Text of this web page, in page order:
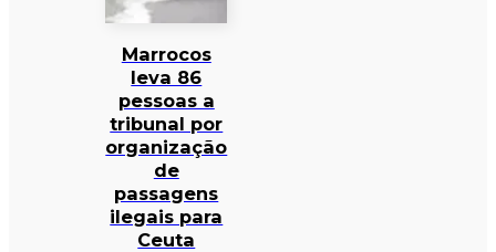
Marrocos
leva 86
pessoas a
tribunal por
organização
de
passagens
ilegais para
Ceuta